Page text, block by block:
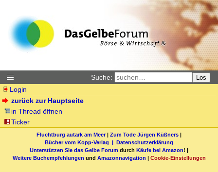
Suche: Los
Login
zurück zur Hauptseite
in Thread öffnen
Ticker
Fluchtburg autark am Meer| Zum Tode Jürgen Küßners |
Bücher vom Kopp-Verlag | Datenschutzerklärung
Unterstützen Sie das Gelbe Forum durch Käufe bei Amazon! |
Weitere Buchempfehlungen und Amazonnavigation | Cookie-Einstellungen